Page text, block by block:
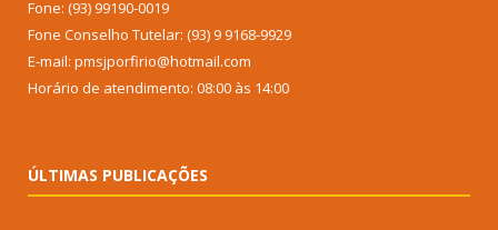
Fone: (93) 99190-0019
Fone Conselho Tutelar: (93) 9 9168-9929
E-mail: pmsjporfirio@hotmail.com
Horário de atendimento: 08:00 às 14:00
ÚLTIMAS PUBLICAÇÕES